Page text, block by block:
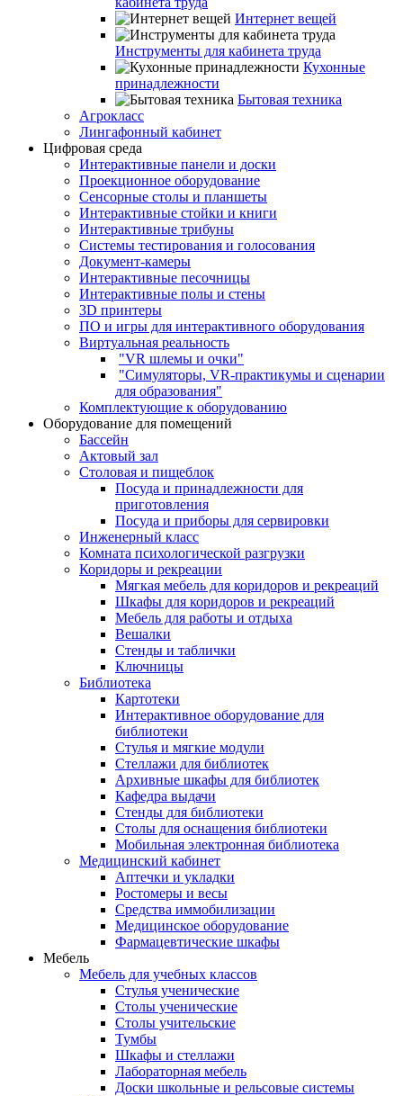
Интернет вещей
Инструменты для кабинета труда
Кухонные
принадлежности
Бытовая техника
Агрокласс
Лингафонный кабинет
Цифровая среда
Интерактивные панели и доски
Проекционное оборудование
Сенсорные столы и планшеты
Интерактивные стойки и книги
Интерактивные трибуны
Системы тестирования и голосования
Документ-камеры
Интерактивные песочницы
Интерактивные полы и стены
3D принтеры
ПО и игры для интерактивного оборудования
Виртуальная реальность
"VR шлемы и очки"
"Симуляторы, VR-практикумы и сценарии
для образования"
Комплектующие к оборудованию
Оборудование для помещений
Бассейн
Актовый зал
Столовая и пищеблок
Посуда и принадлежности для
приготовления
Посуда и приборы для сервировки
Инженерный класс
Комната психологической разгрузки
Коридоры и рекреации
Мягкая мебель для коридоров и рекреаций
Шкафы для коридоров и рекреаций
Мебель для работы и отдыха
Вешалки
Стенды и таблички
Ключницы
Библиотека
Картотеки
Интерактивное оборудование для
библиотеки
Стулья и мягкие модули
Стеллажи для библиотек
Архивные шкафы для библиотек
Кафедра выдачи
Стенды для библиотеки
Столы для оснащения библиотеки
Мобильная электронная библиотека
Медицинский кабинет
Аптечки и укладки
Ростомеры и весы
Средства иммобилизации
Медицинское оборудование
Фармацевтические шкафы
Мебель
Мебель для учебных классов
Стулья ученические
Столы ученические
Столы учительские
Тумбы
Шкафы и стеллажи
Лабораторная мебель
Доски школьные и рельсовые системы